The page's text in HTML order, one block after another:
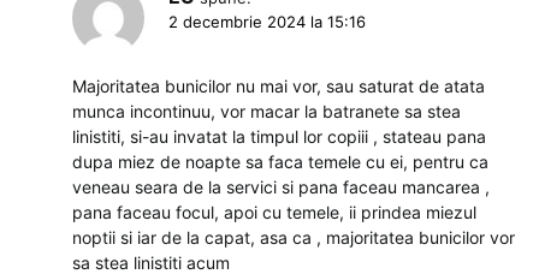
2 decembrie 2024 la 15:16
Majoritatea bunicilor nu mai vor, sau saturat de atata
munca incontinuu, vor macar la batranete sa stea
linistiti, si-au invatat la timpul lor copiii , stateau pana
dupa miez de noapte sa faca temele cu ei, pentru ca
veneau seara de la servici si pana faceau mancarea ,
pana faceau focul, apoi cu temele, ii prindea miezul
noptii si iar de la capat, asa ca , majoritatea bunicilor vor
sa stea linistiti acum